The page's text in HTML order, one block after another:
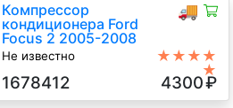
🚚
Компрессор
кондиционера Ford
Focus 2 2005-2008
Не известно
ст.мех., Хэтчбэк 5 дв., синий, 2006
г.в.
★★★★
★
1678412 4300₽